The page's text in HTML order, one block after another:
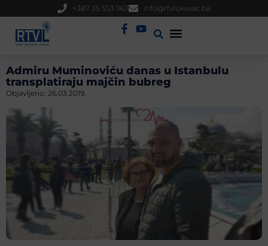
+387 35 553 967 info@rtvlukavac.ba
Admiru Muminoviću danas u Istanbulu
transplatiraju majčin bubreg
Objavljeno: 26.03.2019.